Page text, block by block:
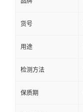
货号
用途
检测方法
保质期